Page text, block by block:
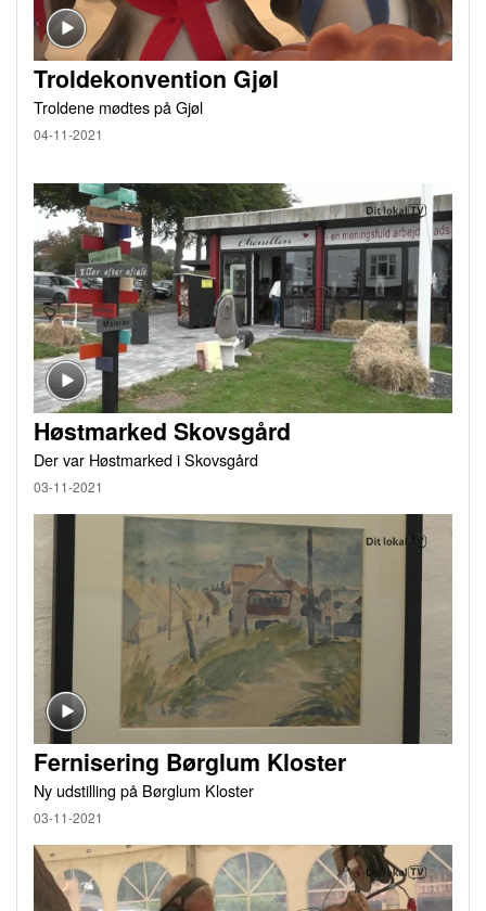
Troldekonvention Gjøl
Troldene mødtes på Gjøl
04-11-2021
Høstmarked Skovsgård
Der var Høstmarked i Skovsgård
03-11-2021
Fernisering Børglum Kloster
Ny udstilling på Børglum Kloster
03-11-2021